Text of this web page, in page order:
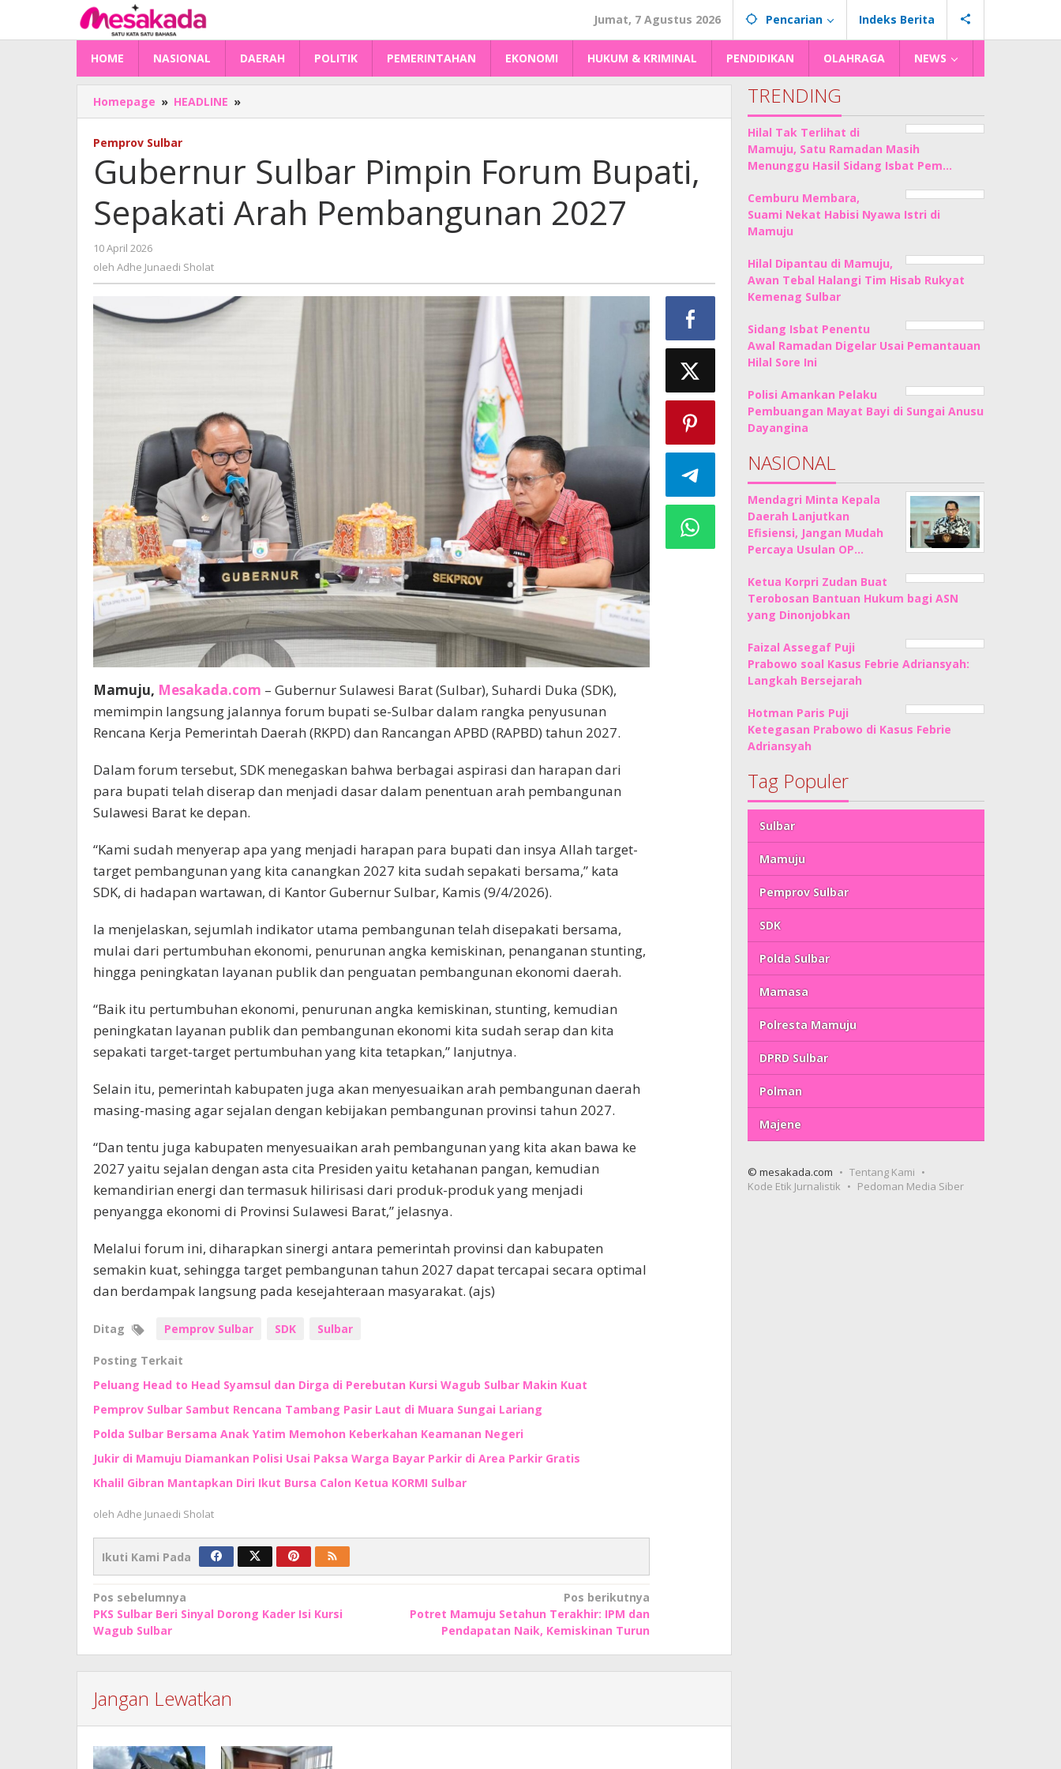
konten
Jumat, 7 Agustus 2026 Pencarian Indeks Berita
HOME NASIONAL DAERAH POLITIK PEMERINTAHAN EKONOMI HUKUM & KRIMINAL PENDIDIKAN OLAHRAGA NEWS
Homepage » HEADLINE »
Sulbar
Bupati,
Sepakati
Arah
Pembangunan
Pemprov Sulbar
Gubernur Sulbar Pimpin Forum Bupati,
Sepakati Arah Pembangunan 2027
10 April 2026
Adhe
oleh Adhe Junaedi Sholat
Mamuju, Mesakada.com – Gubernur Sulawesi Barat (Sulbar), Suhardi Duka (SDK),
memimpin langsung jalannya forum bupati se-Sulbar dalam rangka penyusunan
Rencana Kerja Pemerintah Daerah (RKPD) dan Rancangan APBD (RAPBD) tahun 2027.
Dalam forum tersebut, SDK menegaskan bahwa berbagai aspirasi dan harapan dari
para bupati telah diserap dan menjadi dasar dalam penentuan arah pembangunan
Sulawesi Barat ke depan.
“Kami sudah menyerap apa yang menjadi harapan para bupati dan insya Allah target-
target pembangunan yang kita canangkan 2027 kita sudah sepakati bersama,” kata
SDK, di hadapan wartawan, di Kantor Gubernur Sulbar, Kamis (9/4/2026).
Ia menjelaskan, sejumlah indikator utama pembangunan telah disepakati bersama,
mulai dari pertumbuhan ekonomi, penurunan angka kemiskinan, penanganan stunting,
hingga peningkatan layanan publik dan penguatan pembangunan ekonomi daerah.
“Baik itu pertumbuhan ekonomi, penurunan angka kemiskinan, stunting, kemudian
peningkatan layanan publik dan pembangunan ekonomi kita sudah serap dan kita
sepakati target-target pertumbuhan yang kita tetapkan,” lanjutnya.
Selain itu, pemerintah kabupaten juga akan menyesuaikan arah pembangunan daerah
masing-masing agar sejalan dengan kebijakan pembangunan provinsi tahun 2027.
“Dan tentu juga kabupaten menyesuaikan arah pembangunan yang kita akan bawa ke
2027 yaitu sejalan dengan asta cita Presiden yaitu ketahanan pangan, kemudian
kemandirian energi dan termasuk hilirisasi dari produk-produk yang menjadi
penyangga ekonomi di Provinsi Sulawesi Barat,” jelasnya.
Melalui forum ini, diharapkan sinergi antara pemerintah provinsi dan kabupaten
semakin kuat, sehingga target pembangunan tahun 2027 dapat tercapai secara optimal
dan berdampak langsung pada kesejahteraan masyarakat. (ajs)
Ditag Pemprov Sulbar SDK Sulbar
Posting Terkait
Peluang Head to Head Syamsul dan Dirga di Perebutan Kursi Wagub Sulbar Makin Kuat
Pemprov Sulbar Sambut Rencana Tambang Pasir Laut di Muara Sungai Lariang
Polda Sulbar Bersama Anak Yatim Memohon Keberkahan Keamanan Negeri
Jukir di Mamuju Diamankan Polisi Usai Paksa Warga Bayar Parkir di Area Parkir Gratis
Khalil Gibran Mantapkan Diri Ikut Bursa Calon Ketua KORMI Sulbar
oleh Adhe Junaedi Sholat
Ikuti Kami Pada
Navigasi
pos
Pos sebelumnya
PKS Sulbar Beri Sinyal Dorong Kader Isi Kursi
Wagub Sulbar
Pos berikutnya
Potret Mamuju Setahun Terakhir: IPM dan
Pendapatan Naik, Kemiskinan Turun
Jangan Lewatkan
TRENDING
Hilal Tak Terlihat di
Mamuju, Satu Ramadan Masih
Menunggu Hasil Sidang Isbat Pem…
Cemburu Membara,
Suami Nekat Habisi Nyawa Istri di
Mamuju
Hilal Dipantau di Mamuju,
Awan Tebal Halangi Tim Hisab Rukyat
Kemenag Sulbar
Sidang Isbat Penentu
Awal Ramadan Digelar Usai Pemantauan
Hilal Sore Ini
Polisi Amankan Pelaku
Pembuangan Mayat Bayi di Sungai Anusu
Dayangina
NASIONAL
Mendagri Minta Kepala
Daerah Lanjutkan
Efisiensi, Jangan Mudah
Percaya Usulan OP…
Ketua Korpri Zudan Buat
Terobosan Bantuan Hukum bagi ASN
yang Dinonjobkan
Faizal Assegaf Puji
Prabowo soal Kasus Febrie Adriansyah:
Langkah Bersejarah
Hotman Paris Puji
Ketegasan Prabowo di Kasus Febrie
Adriansyah
Tag Populer
Sulbar
Mamuju
Pemprov Sulbar
SDK
Polda Sulbar
Mamasa
Polresta Mamuju
DPRD Sulbar
Polman
Majene
© mesakada.com
Tentang Kami
Kode Etik Jurnalistik
Pedoman Media Siber